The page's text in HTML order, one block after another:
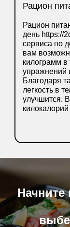
Рацион
Рацион
день https://
сервиса по
вам
килограмм в
упражнений
Благодаря
легкость в
улучшится.
Начните